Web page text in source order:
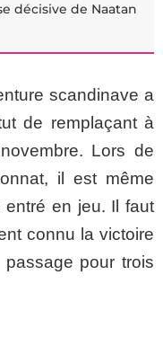
décisive de Naatan
scandinave a
de remplaçant à
Lors de
il est même
entré en jeu. Il faut
connu la victoire
pour trois